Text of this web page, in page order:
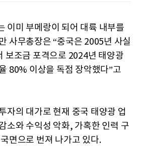
이미 부메랑이 되어 대륙 내부를
사무총장은 “중국은 2005년 사실
보조금 포격으로 2024년 태양광
80% 이상을 독점 장악했다”고
자의 대가로 현재 중국 태양광 업
소와 수익성 악화, 가혹한 인력 구
면으로 번져 나가고 있다.